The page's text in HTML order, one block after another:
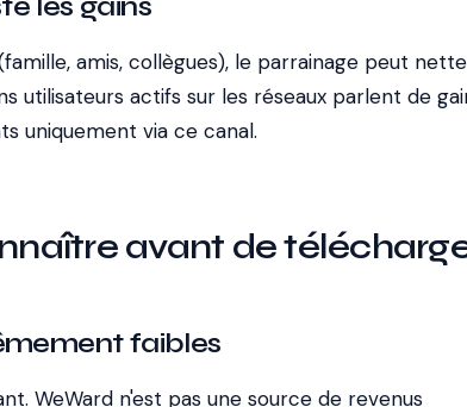
amis, collègues), le parrainage peut
utilisateurs actifs sur les réseaux parlent de
uniquement via ce canal.
avant de
faibles
WeWard n'est pas une source de revenus